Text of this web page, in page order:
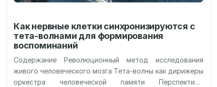
Как нервные клетки синхронизируются с
тета-волнами для формирования
воспоминаний
Содержание Революционный метод исследования
живого человеческого мозга Тета-волны как дирижеры
оркестра человеческой памяти Перспективы